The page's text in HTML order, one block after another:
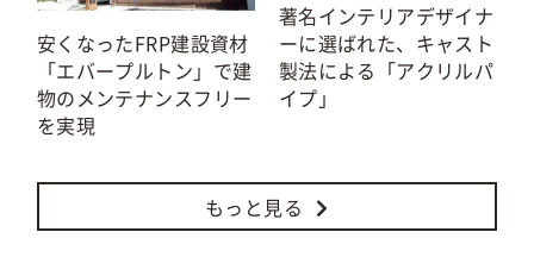
安くなったFRP建設資材
「エバープルトン」で建
物のメンテナンスフリー
を実現
著名インテリアデザイナ
ーに選ばれた、キャスト
製法による「アクリルパ
イプ」
もっと見る